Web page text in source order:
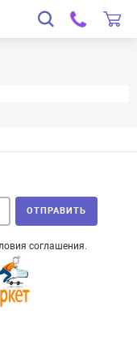
соглашения.
ОТПРАВИТЬ